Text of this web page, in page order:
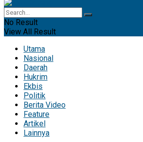
No Result
View All Result
Utama
Nasional
Daerah
Hukrim
Ekbis
Politik
Berita Video
Feature
Artikel
Lainnya